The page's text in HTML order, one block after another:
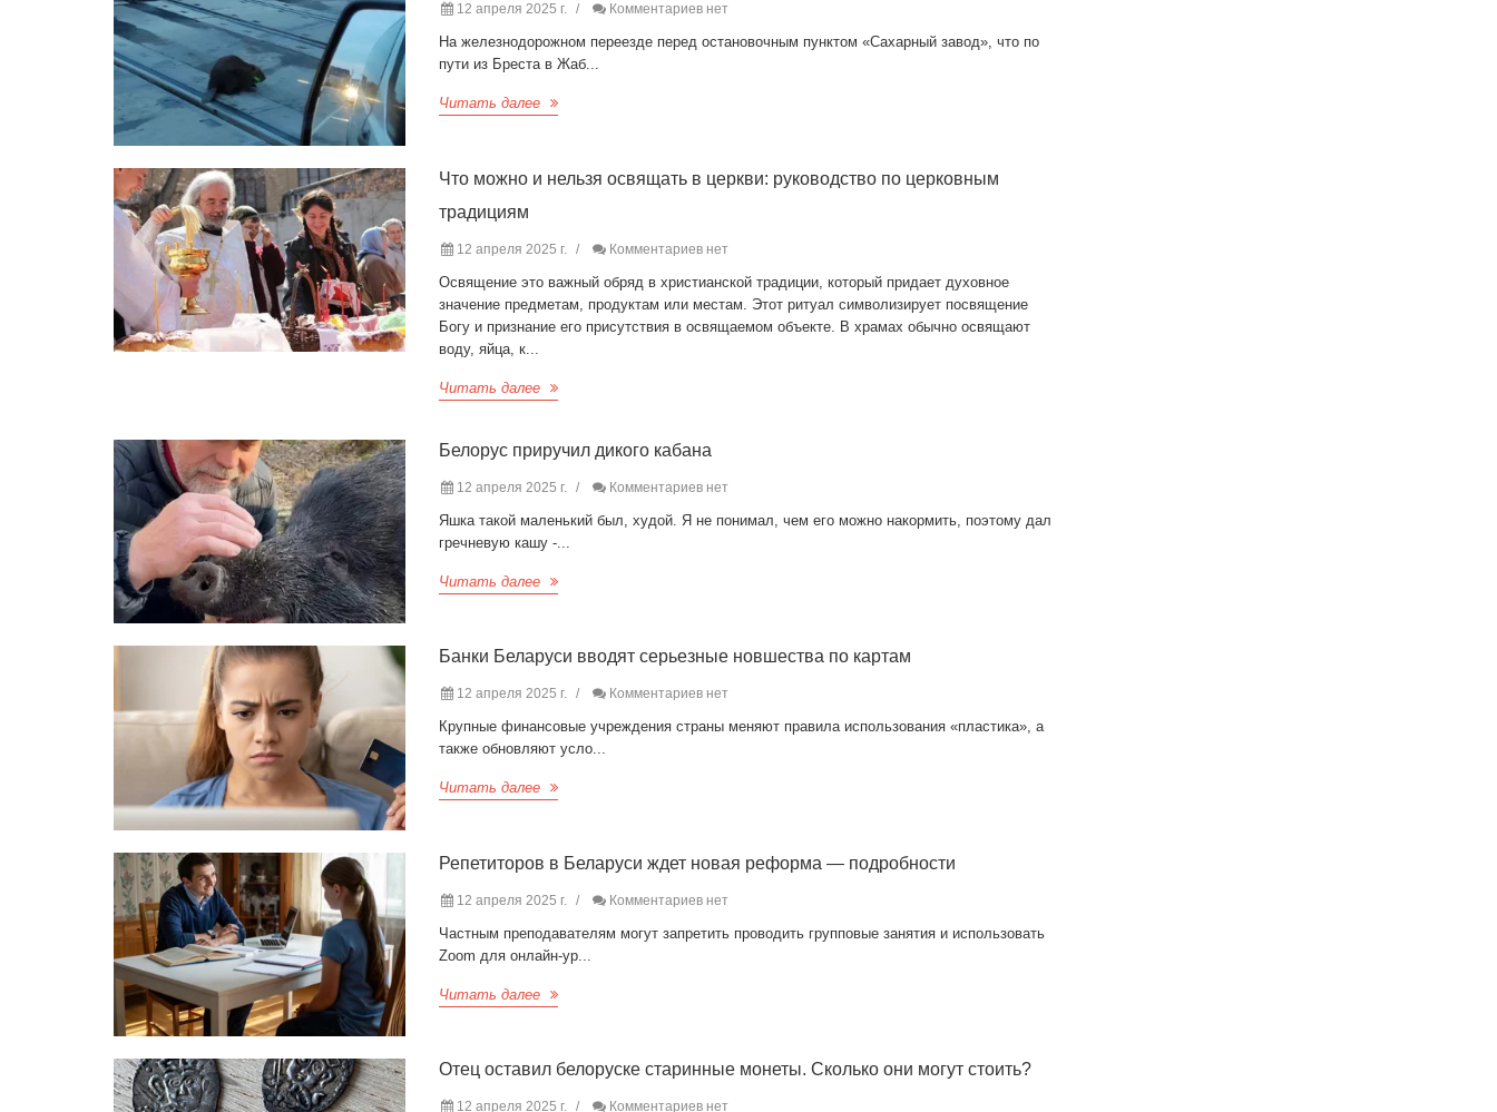
12 апреля 2025 г. Комментариев нет
На железнодорожном переезде перед остановочным пунктом «Сахарный завод», что по
пути из Бреста в Жаб...
Читать далее
Что можно и нельзя освящать в церкви: руководство по церковным
традициям
12 апреля 2025 г. Комментариев нет
Освящение это важный обряд в христианской традиции, который придает духовное
значение предметам, продуктам или местам. Этот ритуал символизирует посвящение
Богу и признание его присутствия в освящаемом объекте. В храмах обычно освящают
воду, яйца, к...
Читать далее
Белорус приручил дикого кабана
12 апреля 2025 г. Комментариев нет
Яшка такой маленький был, худой. Я не понимал, чем его можно накормить, поэтому дал
гречневую кашу -...
Читать далее
Банки Беларуси вводят серьезные новшества по картам
12 апреля 2025 г. Комментариев нет
Крупные финансовые учреждения страны меняют правила использования «пластика», а
также обновляют усло...
Читать далее
Репетиторов в Беларуси ждет новая реформа — подробности
12 апреля 2025 г. Комментариев нет
Частным преподавателям могут запретить проводить групповые занятия и использовать
Zoom для онлайн-ур...
Читать далее
Отец оставил белоруске старинные монеты. Сколько они могут стоить?
12 апреля 2025 г. Комментариев нет